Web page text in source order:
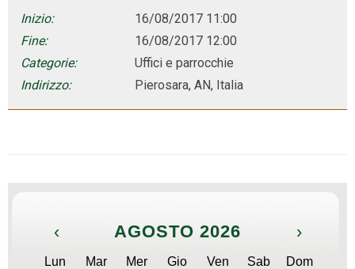
Inizio:
16/08/2017 11:00
Fine:
16/08/2017 12:00
Categorie:
Uffici e parrocchie
Indirizzo:
Pierosara, AN, Italia
‹ AGOSTO 2026 ›
Lun Mar Mer Gio Ven Sab Dom